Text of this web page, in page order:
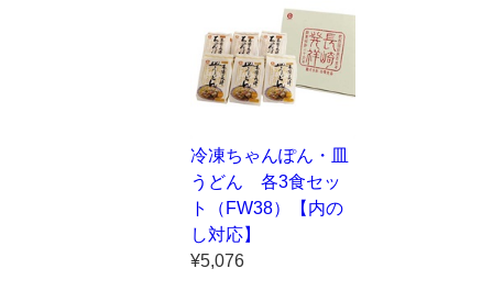
冷凍ちゃんぽん・皿
うどん 各3食セッ
ト（FW38）【内の
し対応】
¥5,076